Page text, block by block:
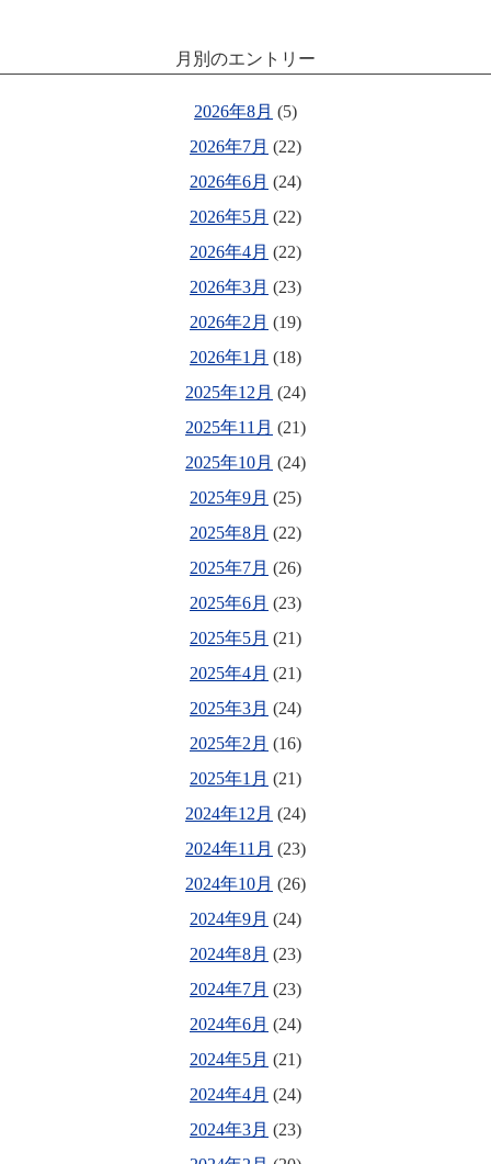
月別のエントリー
2026年8月 (5)
2026年7月 (22)
2026年6月 (24)
2026年5月 (22)
2026年4月 (22)
2026年3月 (23)
2026年2月 (19)
2026年1月 (18)
2025年12月 (24)
2025年11月 (21)
2025年10月 (24)
2025年9月 (25)
2025年8月 (22)
2025年7月 (26)
2025年6月 (23)
2025年5月 (21)
2025年4月 (21)
2025年3月 (24)
2025年2月 (16)
2025年1月 (21)
2024年12月 (24)
2024年11月 (23)
2024年10月 (26)
2024年9月 (24)
2024年8月 (23)
2024年7月 (23)
2024年6月 (24)
2024年5月 (21)
2024年4月 (24)
2024年3月 (23)